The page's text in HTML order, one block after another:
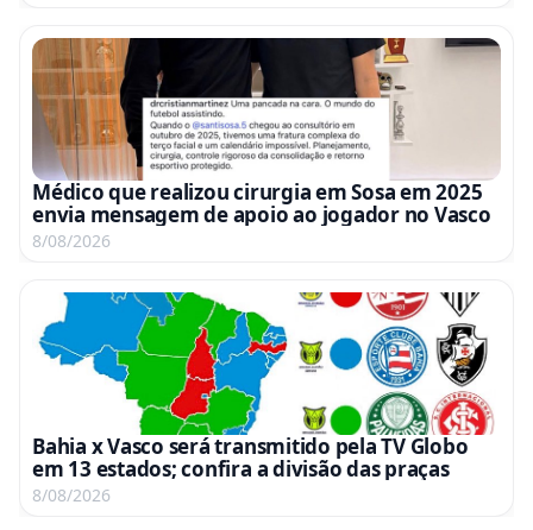
Médico que realizou cirurgia em Sosa em 2025
envia mensagem de apoio ao jogador no Vasco
8/08/2026
Bahia x Vasco será transmitido pela TV Globo
em 13 estados; confira a divisão das praças
8/08/2026